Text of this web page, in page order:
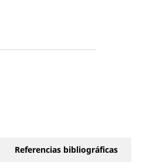
Referencias bibliográficas